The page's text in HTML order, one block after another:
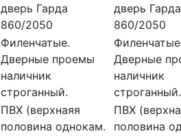
дверь Гарда
860/2050
дверь Гарда
860/2050
Филенчатые.
Дверные проемы
наличник
строганный.
Дверные
наличник
строганный.
ПВХ (верхнаяя
половина однокам.
ПВХ
половина